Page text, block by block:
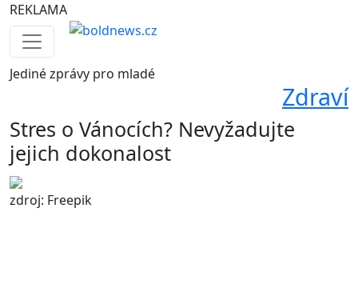
REKLAMA
Jedinézprávy pro mladé
Zdraví
Stres o Vánocích? Nevyžadujte
jejich dokonalost
zdroj: Freepik